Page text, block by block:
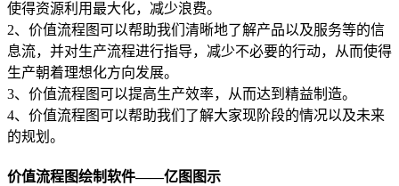
使得资源利用最大化，减少浪费。
2、价值流程图可以帮助我们清晰地了解产品以及服务等的信
息流，并对生产流程进行指导，减少不必要的行动，从而使得
生产朝着理想化方向发展。
3、价值流程图可以提高生产效率，从而达到精益制造。
4、价值流程图可以帮助我们了解大家现阶段的情况以及未来
的规划。
价值流程图绘制软件——亿图图示